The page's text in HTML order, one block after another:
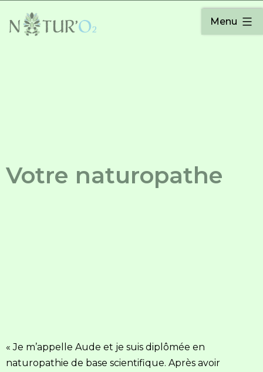
Menu
Votre naturopathe
« Je m’appelle Aude et je suis diplômée en
naturopathie de base scientifique. Après avoir